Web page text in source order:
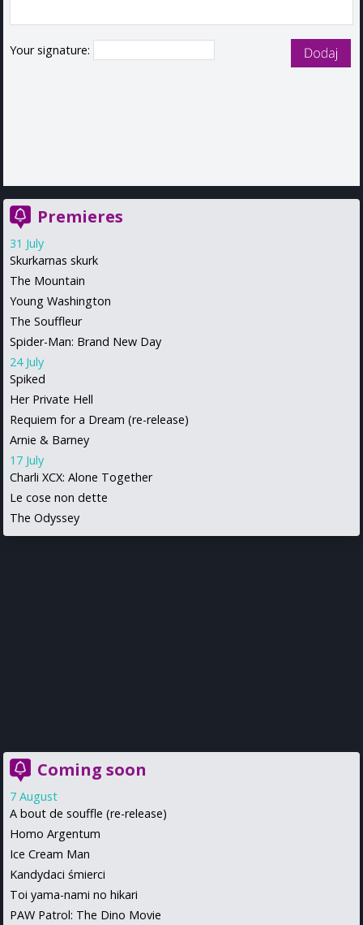
Your signature:
Premieres
31 July
Skurkarnas skurk
The Mountain
Young Washington
The Souffleur
Spider-Man: Brand New Day
24 July
Spiked
Her Private Hell
Requiem for a Dream (re-release)
Arnie & Barney
17 July
Charli XCX: Alone Together
Le cose non dette
The Odyssey
Coming soon
7 August
A bout de souffle (re-release)
Homo Argentum
Ice Cream Man
Kandydaci śmierci
Toi yama-nami no hikari
PAW Patrol: The Dino Movie